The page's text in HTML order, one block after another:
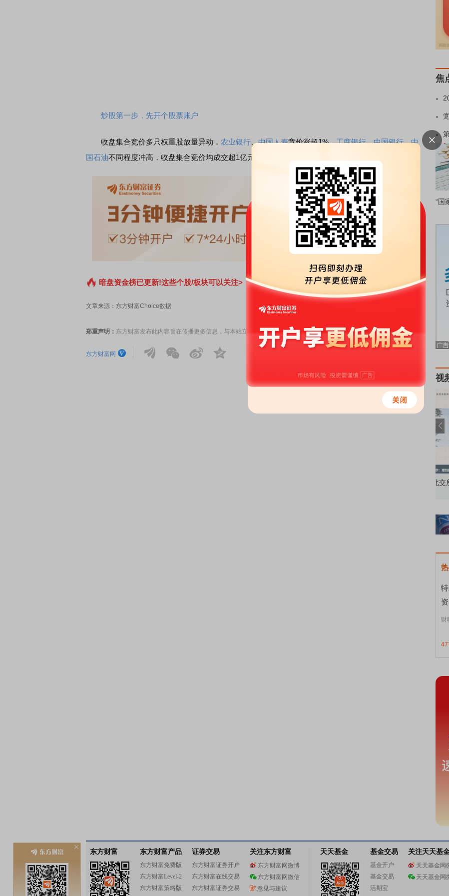
炒股第一步，先开个股票账户
收盘集合竞价多只权重股放量异动， 农业银行 、中国人寿竞价涨超1%，工商银行、中国银行、中
国石油不同程度冲高，收盘集合竞价均成交超1亿元。
暗盘资金榜已更新!这些个股/板块可以关注>
文章来源：东方财富Choice数据
郑重声明： 东方财富发布此内容旨在传播更多信息，与本站立场无关，不构成投资建议。据此操作，风险自担。 举报
东方财富网
焦
“国
视
市
财
东方财富 东方财富产品
东方财富免费版
东方财富Level-2
东方财富策略版
证券交易
东方财富证券开户
东方财富在线交易
东方财富证券交易
关注东方财富
东方财富网微博
东方财富网微信
意见与建议
天天基金 基金交易
基金开户
基金交易
活期宝
关注天天基
天天基金网
天天基金网